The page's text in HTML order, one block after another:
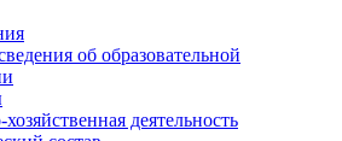
об образовательной
деятельность